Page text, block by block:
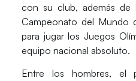
con su club, además de
Campeonato del Mundo
para jugar los Juegos
equipo nacional absoluto.
Entre los hombres, el